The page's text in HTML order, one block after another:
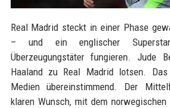
Real Madrid steckt in einer Phase
– und ein englischer
Überzeugungstäter fungieren. Jude
Haaland zu Real Madrid lotsen.
Medien übereinstimmend. Der
klaren Wunsch, mit dem